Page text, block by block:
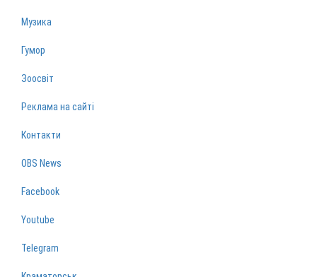
Музика
Гумор
Зоосвіт
Реклама на сайті
Контакти
OBS News
Facebook
Youtube
Telegram